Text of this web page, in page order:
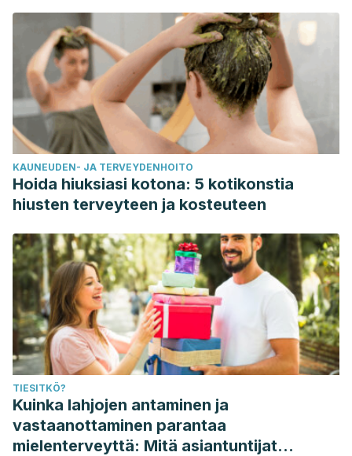
KAUNEUDEN- JA TERVEYDENHOITO
Hoida hiuksiasi kotona: 5 kotikonstia
hiusten terveyteen ja kosteuteen
TIESITKÖ?
Kuinka lahjojen antaminen ja
vastaanottaminen parantaa
mielenterveyttä: Mitä asiantuntijat